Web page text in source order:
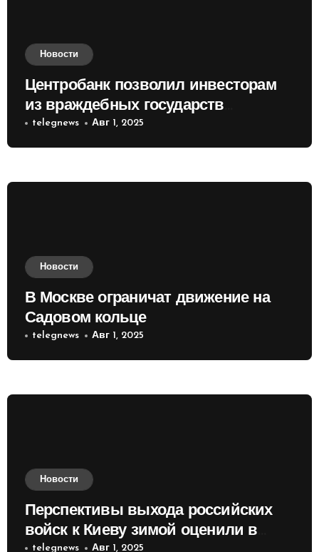
Новости
Центробанк позволил инвесторам
из враждебных государств
приобретать валюту
telegnews Авг 1, 2025
Новости
В Москве ограничат движение на
Садовом кольце
telegnews Авг 1, 2025
Новости
Перспективы выхода российских
войск к Киеву зимой оценили в
telegnews Авг 1, 2025